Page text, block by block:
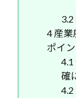
3.2
4 産業
ポイ
4.1
確
4.2